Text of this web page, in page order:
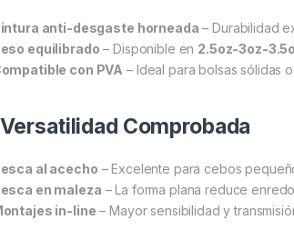
anti-desgaste horneada – Durabilidad
equilibrado – Disponible en 2.5oz-3oz-
con PVA – Ideal para bolsas sólidas
Comprobada
al acecho – Excelente para cebos
en maleza – La forma plana reduce
in-line – Mayor sensibilidad y